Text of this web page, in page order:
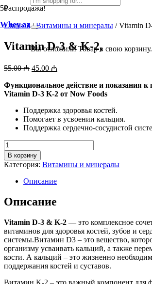
Whey.az
Вы отложилиТоварв свою корзину.
Распродажа!
Главная/Витамины и минералы / Vitamin
Vitamin D-3 & K-2,
55.00₼ Первоначальная
составляла
55.00 ₼.
45.00 ₼
45.00 ₼.
Функциональное действие и показания
Vitamin D-3 K-2 от Now Foods
Поддержка здоровья костей.
Помогает в усвоении кальция.
Поддержка сердечно-сосудистой
Количество
товара
Vitamin
D-
K-
2,
В корзину
Категория: Витамины и минералы
Описание
Описание
Vitamin D-3 & K-2 — это комплексное
витаминов для здоровья костей, зубов и
системы.Витамин D3 – это вещество,
организму усваивать кальций, а также
кости. А кальций – это жизненно
поддержания костей и суставов.
Витамин K-2 – это важный компонент для